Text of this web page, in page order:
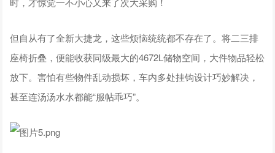
但自从有了全新大捷龙，这些烦恼统统都不存在了。将二三排
座椅折叠，便能收获同级最大的4672L储物空间，大件物品轻松
放下。害怕有些物件乱动损坏，车内多处挂钩设计巧妙解决，
甚至连汤汤水水都能“服帖乖巧”。